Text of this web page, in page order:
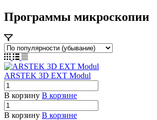
Программы микроскопии
ARSTEK 3D EXT Modul
В корзину В корзине
В корзину В корзине